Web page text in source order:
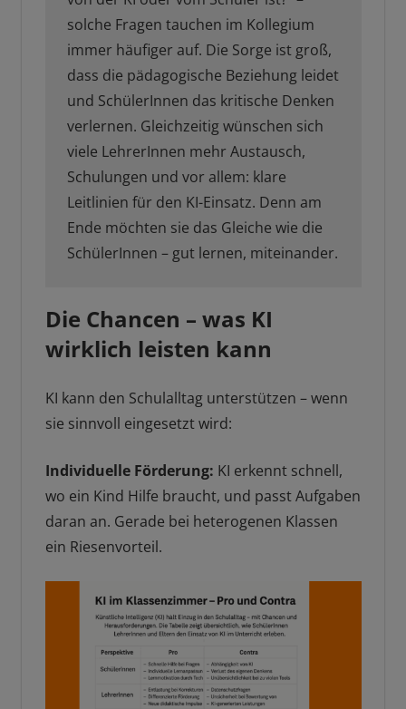
solche Fragen tauchen im Kollegium
immer häufiger auf. Die Sorge ist groß,
dass die pädagogische Beziehung leidet
und SchülerInnen das kritische Denken
verlernen. Gleichzeitig wünschen sich
viele LehrerInnen mehr Austausch,
Schulungen und vor allem: klare
Leitlinien für den KI-Einsatz. Denn am
Ende möchten sie das Gleiche wie die
SchülerInnen – gut lernen, miteinander.
Die Chancen – was KI
wirklich leisten kann
KI kann den Schulalltag unterstützen – wenn
sie sinnvoll eingesetzt wird:
Individuelle Förderung: KI erkennt schnell,
wo ein Kind Hilfe braucht, und passt Aufgaben
daran an. Gerade bei heterogenen Klassen
ein Riesenvorteil.